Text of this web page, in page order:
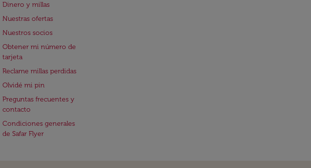
Dinero y millas
Nuestras ofertas
Nuestros socios
Obtener mi número de
tarjeta
Reclame millas perdidas
Olvidé mi pin
Preguntas frecuentes y
contacto
Condiciones generales
de Safar Flyer